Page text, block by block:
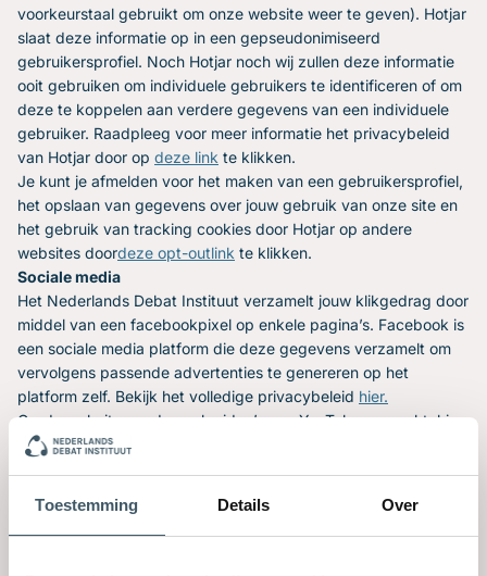
Toestemming Details Over
voorkeurstaal gebruikt om onze website weer te geven). Hotjar
slaat deze informatie op in een gepseudonimiseerd
gebruikersprofiel. Noch Hotjar noch wij zullen deze informatie
ooit gebruiken om individuele gebruikers te identificeren of om
deze te koppelen aan verdere gegevens van een individuele
gebruiker. Raadpleeg voor meer informatie het privacybeleid
van Hotjar door op deze link te klikken.
Je kunt je afmelden voor het maken van een gebruikersprofiel,
het opslaan van gegevens over jouw gebruik van onze site en
het gebruik van tracking cookies door Hotjar op andere
websites doordeze opt-outlink te klikken.
Sociale media
Het Nederlands Debat Instituut verzamelt jouw klikgedrag door
middel van een facebookpixel op enkele pagina’s. Facebook is
een sociale media platform die deze gegevens verzamelt om
vervolgens passende advertenties te genereren op het
platform zelf. Bekijk het volledige privacybeleid hier.
Op de website worden ook video’s van YouTube verwerkt, hier
worden de gegevens over o.a. de kijktijd, weergaves en locatie
Ontvangers